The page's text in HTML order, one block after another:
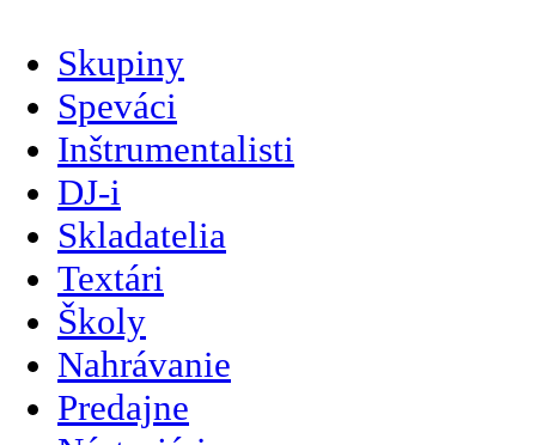
Skupiny
Speváci
Inštrumentalisti
DJ-i
Skladatelia
Textári
Školy
Nahrávanie
Predajne